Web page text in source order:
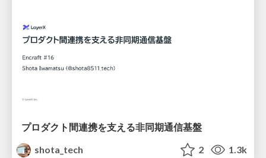
プロダクト間連携を支える非同期通信基盤
shota_tech
2 1.3k